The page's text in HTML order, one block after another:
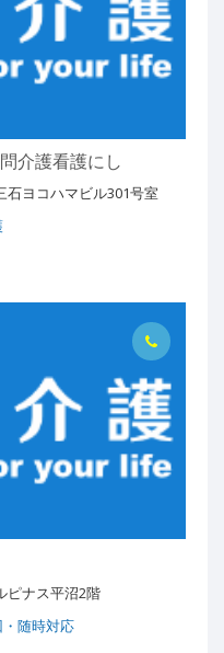
介護看護にし
ヨコハマビル301号室
ナス平沼2階
随時対応